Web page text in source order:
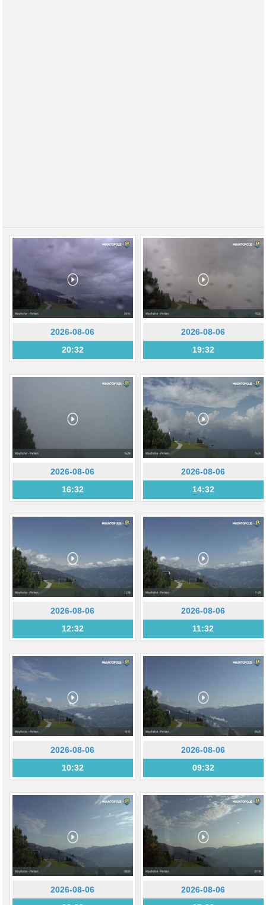
2026-08-06
20:32
2026-08-06
19:32
2026-08-06
16:32
2026-08-06
14:32
2026-08-06
12:32
2026-08-06
11:32
2026-08-06
10:32
2026-08-06
09:32
2026-08-06
2026-08-06